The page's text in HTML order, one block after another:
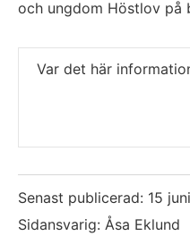
och ungdom Höstlov på
Var det här
Senast publicerad: 15
Sidansvarig: Åsa Eklund